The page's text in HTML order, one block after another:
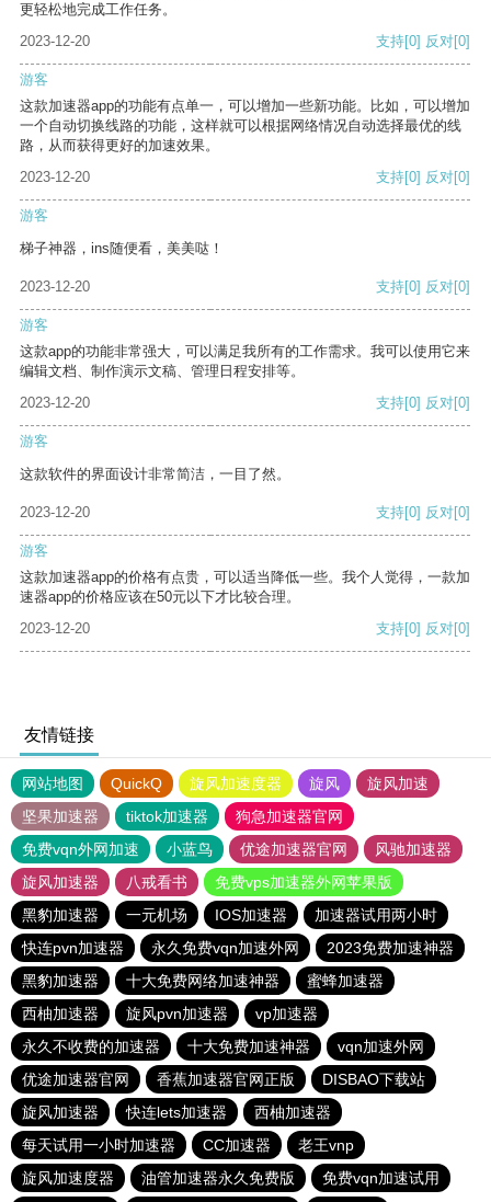
更轻松地完成工作任务。
2023-12-20
支持[0] 反对[0]
游客
这款加速器app的功能有点单一，可以增加一些新功能。比如，可以增加
一个自动切换线路的功能，这样就可以根据网络情况自动选择最优的线
路，从而获得更好的加速效果。
2023-12-20
支持[0] 反对[0]
游客
梯子神器，ins随便看，美美哒！
2023-12-20 支持[0] 反对[0]
游客
这款app的功能非常强大，可以满足我所有的工作需求。我可以使用它来
编辑文档、制作演示文稿、管理日程安排等。
2023-12-20
支持[0] 反对[0]
游客
这款软件的界面设计非常简洁，一目了然。
2023-12-20 支持[0] 反对[0]
游客
这款加速器app的价格有点贵，可以适当降低一些。我个人觉得，一款加
速器app的价格应该在50元以下才比较合理。
2023-12-20
支持[0] 反对[0]
友情链接
网站地图 QuickQ 旋风加速度器 旋风
旋风加速
坚果加速器
tiktok加速器
狗急加速器官网
免费vqn外网加速
小蓝鸟 优途加速器官网
风驰加速器
旋风加速器
八戒看书
免费vps加速器外网苹果版
黑豹加速器
一元机场 IOS加速器
加速器试用两小时
快连pvn加速器
永久免费vqn加速外网
2023免费加速神器
黑豹加速器
十大免费网络加速神器
蜜蜂加速器
西柚加速器
旋风pvn加速器
vp加速器
永久不收费的加速器
十大免费加速神器
vqn加速外网
优途加速器官网
香蕉加速器官网正版
DISBAO下载站
旋风加速器
快连lets加速器
西柚加速器
每天试用一小时加速器
CC加速器
老王vnp
旋风加速度器
油管加速器永久免费版 免费vqn加速试用